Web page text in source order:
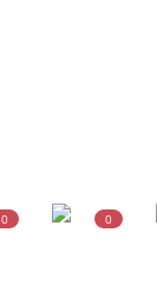
0 0